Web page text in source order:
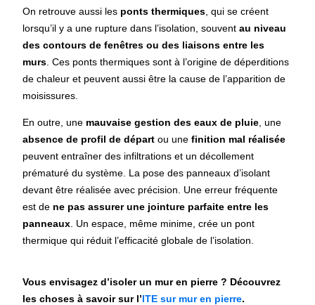
On retrouve aussi les ponts thermiques , qui se créent
lorsqu’il y a une rupture dans l’isolation, souventau niveau
des contours de fenêtres ou des liaisons entre les
murs . Ces ponts thermiques sont à l’origine de déperditions
de chaleur et peuvent aussi être la cause de l’apparition de
moisissures.
En outre, une mauvaise gestion des eaux de pluie, une
absence de profil de départ ou unefinition mal réalisée
peuvent entraîner des infiltrations et un décollement
prématuré du système. La pose des panneaux d’isolant
devant être réalisée avec précision. Une erreur fréquente
est de ne pas assurer une jointure parfaite entre les
panneaux. Un espace, même minime, crée un pont
thermique qui réduit l’efficacité globale de l’isolation.
Vous envisagez d’isoler un mur en pierre ? Découvrez
les choses à savoir sur l’ITE sur mur en pierre.